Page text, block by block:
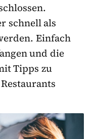
schnell als
Einfach
und die
Tipps zu